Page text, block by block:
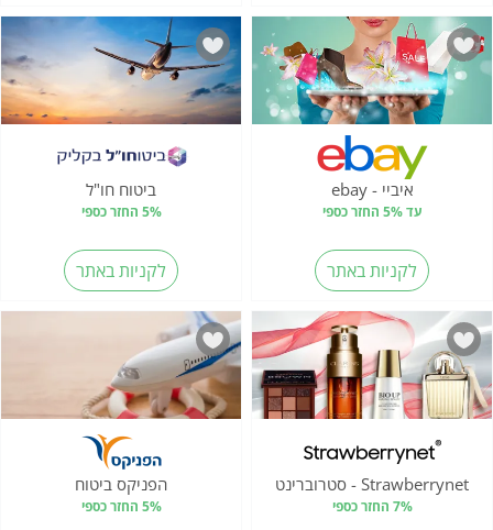
איביי - ebay
עד 5% החזר כספי
לקניות באתר
ביטוח חו"ל
5% החזר כספי
לקניות באתר
Strawberrynet - סטרוברינט
7% החזר כספי
הפניקס ביטוח
5% החזר כספי